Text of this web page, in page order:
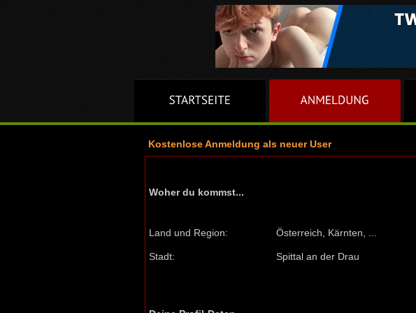
Kostenlose Anmeldung als neuer User
Woher du kommst...
Land und Region: Österreich, Kärnten, ...
Stadt: Spittal an der Drau